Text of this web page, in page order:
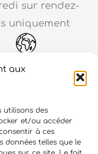
aux
utilisons des
et/ou accéder
à ces
telles que le
sur rendez-
uniquement
Edouard Richard
Colmar